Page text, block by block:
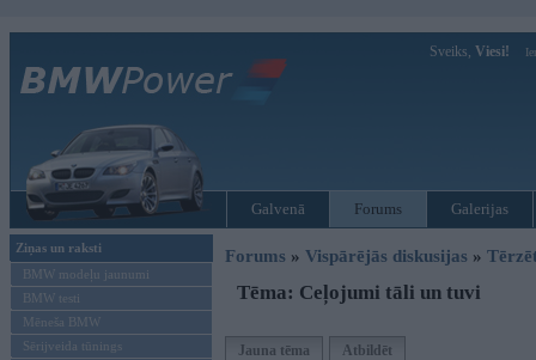
Sveiks, Viesi!
Galvenā Forums Galerijas
Ziņas un raksti
BMW modeļu jaunumi
BMW testi
Mēneša BMW
Sērijveida tūnings
Forums » Vispārējās diskusijas »
Tēma: Ceļojumi tāli un tuvi
Jauna tēma Atbildēt